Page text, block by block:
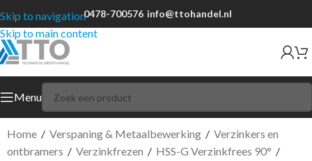
Skip to navigation
Skip to main content
0478-700576 info@ttohandel.nl
Menu
Home / Verspaning & Metaalbewerking / Verzinkers en
ontbramers / Verzinkfrezen / HSS-G Verzinkfrees 90° /